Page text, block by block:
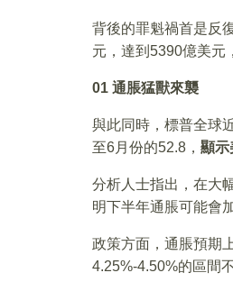
背後的罪魁禍首是反
元，達到5390億美元
01 通脹猛獸來襲
與此同時，標普全球
至6月份的52.8， 顯示
分析人士指出，在大
明下半年通脹可能會
政策方面，通脹預期
4.25%-4.50%的區間